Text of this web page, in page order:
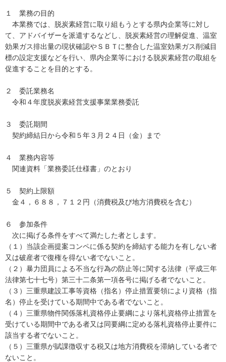
１ 業務の目的
本業務では、脱炭素経営に取り組もうとする県内企業等に対し
て、アドバイザーを派遣するなどし、脱炭素経営の理解促進、温室
効果ガス排出量の現状確認やＳＢＴに整合した温室効果ガス削減目
標の設定支援などを行い、県内企業等における脱炭素経営の取組を
促進することを目的とする。
２ 委託業務名
令和４年度脱炭素経営支援事業業務委託
３ 委託期間
契約締結日から令和５年３月２４日（金）まで
４ 業務内容等
関連資料「業務委託仕様書」のとおり
５ 契約上限額
金４，６８８，７１２円（消費税及び地方消費税を含む）
６ 参加条件
次に掲げる条件をすべて満たした者とします。
（１）当該企画提案コンペに係る契約を締結する能力を有しない者
又は破産者で復権を得ない者でないこと。
（２）暴力団員による不当な行為の防止等に関する法律（平成三年
法律第七十七号）第三十二条第一項各号に掲げる者でないこと。
（３）三重県建設工事等資格（指名）停止措置要領により資格（指
名）停止を受けている期間中である者でないこと。
（４）三重県物件関係落札資格停止要綱により落札資格停止措置を
受けている期間中である者又は同要綱に定める落札資格停止要件に
該当する者でないこと。
（５）三重県が賦課徴収する税又は地方消費税を滞納している者で
ないこと。